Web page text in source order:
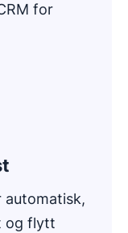
for
automatisk,
og flytt